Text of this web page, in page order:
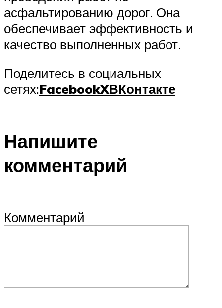
асфальтированию дорог. Она
обеспечивает эффективность и
качество выполненных работ.
Поделитесь в социальных
сетях:FacebookXВКонтакте
Напишите
комментарий
Комментарий